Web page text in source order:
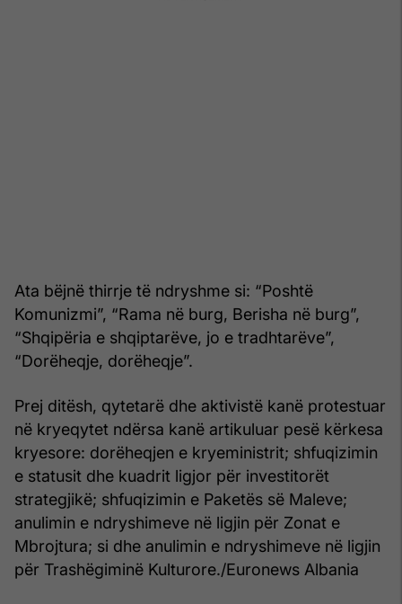
Ata bëjnë thirrje të ndryshme si: “Poshtë
Komunizmi”, “Rama në burg, Berisha në burg”,
“Shqipëria e shqiptarëve, jo e tradhtarëve”,
“Dorëheqje, dorëheqje”.
Prej ditësh, qytetarë dhe aktivistë kanë protestuar
në kryeqytet ndërsa kanë artikuluar pesë kërkesa
kryesore: dorëheqjen e kryeministrit; shfuqizimin
e statusit dhe kuadrit ligjor për investitorët
strategjikë; shfuqizimin e Paketës së Maleve;
anulimin e ndryshimeve në ligjin për Zonat e
Mbrojtura; si dhe anulimin e ndryshimeve në ligjin
për Trashëgiminë Kulturore./Euronews Albania